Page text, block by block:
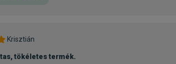
Krisztián
tökéletes termék.